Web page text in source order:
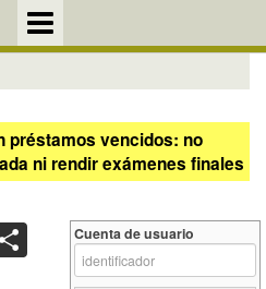
préstamos vencidos: no
ni rendir exámenes finales
Cuenta de usuario